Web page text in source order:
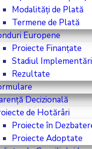
Modalități de Plată
Termene de Plată
Europene
Proiecte Finanțate
Stadiul
Rezultate
Decizională
de Hotărâri
Proiecte în
Proiecte Adoptate